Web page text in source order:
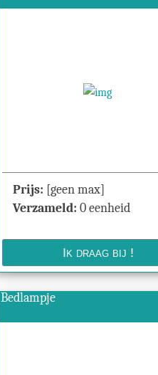
Prijs: [geen max]
Verzameld: 0 eenheid
Bedlampje